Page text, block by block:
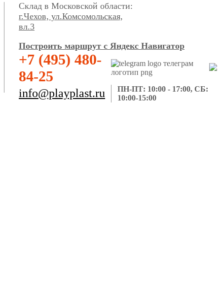
Склад в Московской области:
г.Чехов, ул.Комсомольская,
вл.3
Построить маршрут с Яндекс Навигатор
+7 (495) 480-
84-25
info@playplast.ru
ПН-ПТ: 10:00 - 17:00, СБ:
10:00-15:00